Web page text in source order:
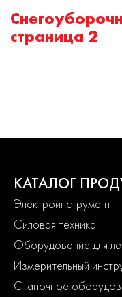
страница 2
КАТАЛОГ
Электроинструмент
Силовая техника
Оборудование для
Измерительный
Станочное